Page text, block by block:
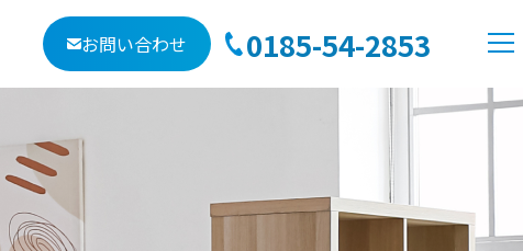
お問い合わせ 0185-54-2853